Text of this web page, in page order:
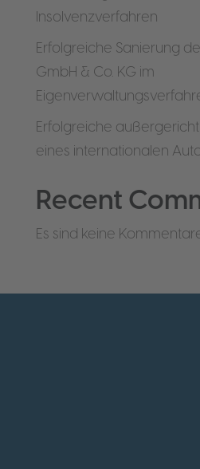
Insolvenzverfahren
Erfolgreiche Sanierung
GmbH & Co. KG im
Erfolgreiche
eines internationalen
Recent
Es sind keine